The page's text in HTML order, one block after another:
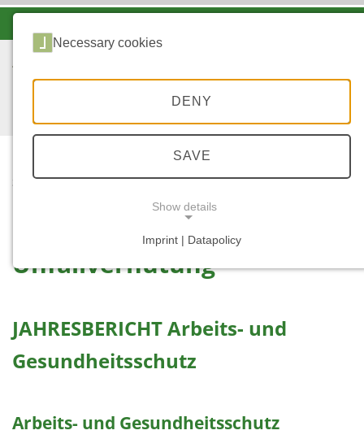
START
...
UNFALLVERHÜTUNG
Unfallverhütung
JAHRESBERICHT Arbeits- und
Gesundheitsschutz
Arbeits- und Gesundheitsschutz
Necessary cookies
DENY
SAVE
Show details
Imprint | Datapolicy